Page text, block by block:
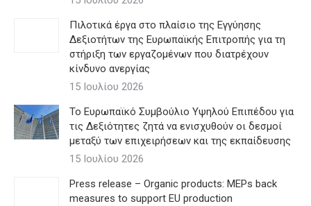
Πιλοτικά έργα στο πλαίσιο της Εγγύησης
Δεξιοτήτων της Ευρωπαϊκής Επιτροπής για τη
στήριξη των εργαζομένων που διατρέχουν
κίνδυνο ανεργίας
15 Ιουλίου 2026
Το Ευρωπαϊκό Συμβούλιο Υψηλού Επιπέδου για
τις Δεξιότητες ζητά να ενισχυθούν οι δεσμοί
μεταξύ των επιχειρήσεων και της εκπαίδευσης
15 Ιουλίου 2026
Press release – Organic products: MEPs back
measures to support EU production